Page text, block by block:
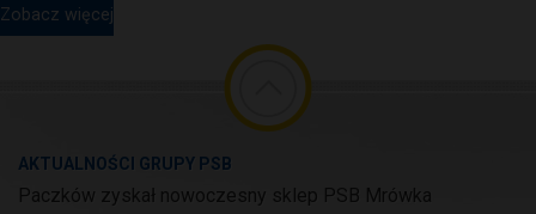
Zobacz więcej
AKTUALNOŚCI GRUPY PSB
Paczków zyskał nowoczesny sklep PSB Mrówka